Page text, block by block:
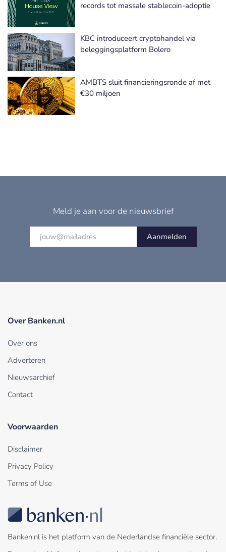
records tot massale stablecoin-adoptie
KBC introduceert cryptohandel via
beleggingsplatform Bolero
AMBTS sluit financieringsronde af met
€30 miljoen
Meld je aan voor de nieuwsbrief
Aanmelden
Over Banken.nl
Over ons
Adverteren
Nieuwsarchief
Contact
Voorwaarden
Disclaimer
Privacy Policy
Terms of Use
Banken.nl is het platform van de Nederlandse financiële sector.